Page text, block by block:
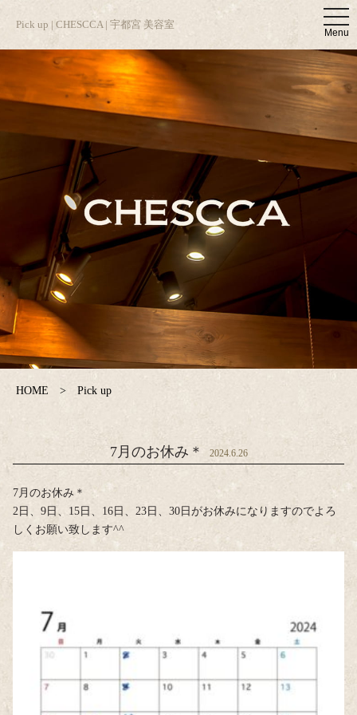
t
o
g
g
l
e
a
v
i
o
Menu
Pick up | CHESCCA | 宇都宮 美容室
HOME Pick up
7月のお休み＊ 2024.6.26
7月のお休み＊
2日、9日、15日、16日、23日、30日がお休みになりますのでよろ
しくお願い致します^^